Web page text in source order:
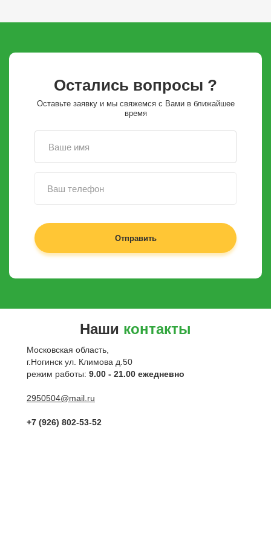
Остались вопросы ?
Оставьте заявку и мы свяжемся с Вами в ближайшее
время
Наши контакты
Московская область,
г.Ногинск ул. Климова д.50
режим работы: 9.00 - 21.00 ежедневно
2950504@mail.ru
+7 (926) 802-53-52